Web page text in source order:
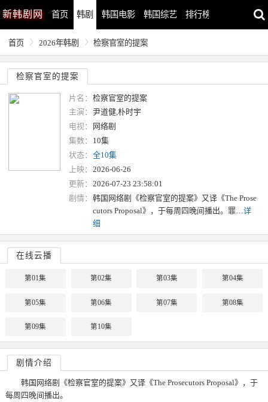
新韩剧网 首页 韩剧 韩国电影 韩国综艺 排行榜
首页 2026年韩剧 检察官室的提案
检察官室的提案
片名： 检察官室的提案
主演： 尹道健,朴时宇
电视：
网络剧
集数：
10集
状态： 全10集
上映： 2026-06-26
更新： 2026-07-23 23:58:01
剧情： 韩国网络剧《检察官室的提案》又译《The Prose
cutors Proposal》，于每周四晚间播出。罪…详
细
在线云播
第01集 第02集 第03集 第04集
第05集 第06集 第07集 第08集
第09集 第10集
剧情介绍
韩国网络剧《检察官室的提案》又译《The Prosecutors Proposal》，于
每周四晚间播出。